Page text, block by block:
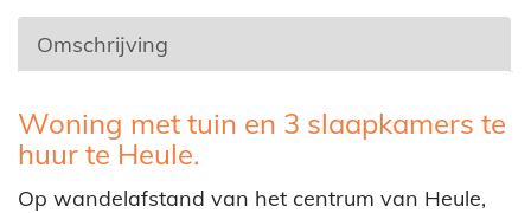
Omschrijving
Omschrijving
Woning met tuin en 3 slaapkamers te
huur te Heule.
Op wandelafstand van het centrum van Heule,